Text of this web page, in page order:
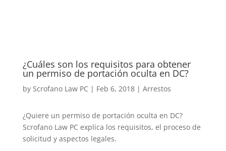
¿Cuáles son los requisitos para obtener
un permiso de portación oculta en DC?
by Scrofano Law PC | Feb 6, 2018| Arrestos
¿Quiere un permiso de portación oculta en DC?
Scrofano Law PC explica los requisitos, el proceso de
solicitud y aspectos legales.